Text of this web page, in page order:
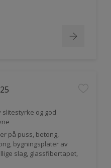
slitestyrke og god
på puss, betong,
bygningsplater av
slag, glassfibertapet,